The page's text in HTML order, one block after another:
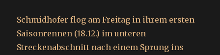
Schmidhofer flog am Freitag in ihrem ersten
Saisonrennen (18.12.) im unteren
Streckenabschnitt nach einem Sprung ins